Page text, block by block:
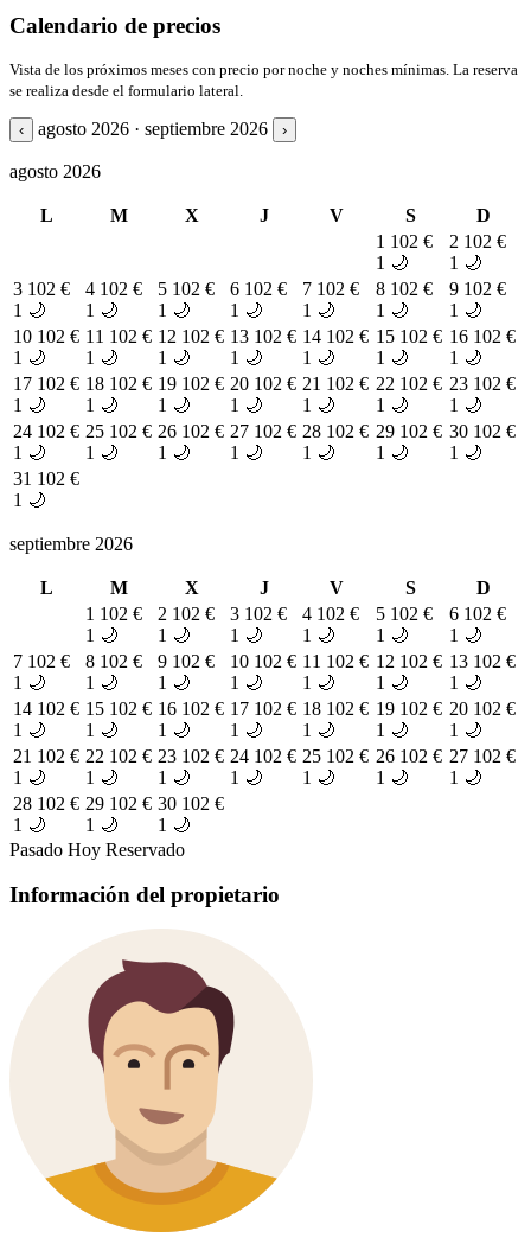
Calendario de precios
Vista de los próximos meses con precio por noche y noches mínimas. La reserva
se realiza desde el formulario lateral.
‹ agosto 2026 · septiembre 2026 ›
agosto 2026
L M X J V S
D
1 102 €
1 🌙
2 102 €
1 🌙
3 102 €
1 🌙
4 102 €
1 🌙
5 102 €
1 🌙
6 102 €
1 🌙
7 102 €
1 🌙
8 102 €
1 🌙
9 102 €
1 🌙
10 102 €
1 🌙
11 102 €
1 🌙
12 102 €
1 🌙
13 102 €
1 🌙
14 102 €
1 🌙
15 102 €
1 🌙
16 102 €
1 🌙
17 102 €
1 🌙
18 102 €
1 🌙
19 102 €
1 🌙
20 102 €
1 🌙
21 102 €
1 🌙
22 102 €
1 🌙
23 102 €
1 🌙
24 102 €
1 🌙
25 102 €
1 🌙
26 102 €
1 🌙
27 102 €
1 🌙
28 102 €
1 🌙
29 102 €
1 🌙
30 102 €
1 🌙
31 102 €
1 🌙
septiembre 2026
L M X J V S
D
1 102 €
1 🌙
2 102 €
1 🌙
3 102 €
1 🌙
4 102 €
1 🌙
5 102 €
1 🌙
6 102 €
1 🌙
7 102 €
1 🌙
8 102 €
1 🌙
9 102 €
1 🌙
10 102 €
1 🌙
11 102 €
1 🌙
12 102 €
1 🌙
13 102 €
1 🌙
14 102 €
1 🌙
15 102 €
1 🌙
16 102 €
1 🌙
17 102 €
1 🌙
18 102 €
1 🌙
19 102 €
1 🌙
20 102 €
1 🌙
21 102 €
1 🌙
22 102 €
1 🌙
23 102 €
1 🌙
24 102 €
1 🌙
25 102 €
1 🌙
26 102 €
1 🌙
27 102 €
1 🌙
28 102 €
1 🌙
29 102 €
1 🌙
30 102 €
1 🌙
Pasado Hoy Reservado
Información del propietario